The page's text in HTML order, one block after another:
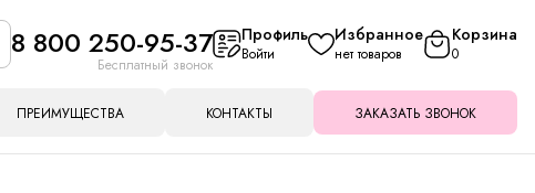
8 800 250-95-37
Бесплатный звонок
Профиль
Войти
Избранное
нет товаров
Корзина
0
ПРЕИМУЩЕСТВА КОНТАКТЫ ЗАКАЗАТЬ ЗВОНОК